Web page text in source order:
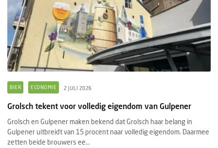
BIER ECONOMIE 2 JULI 2026
Grolsch tekent voor volledig eigendom van Gulpener
Grolsch en Gulpener maken bekend dat Grolsch haar belang in
Gulpener uitbreidt van 15 procent naar volledig eigendom. Daarmee
zetten beide brouwers ee...